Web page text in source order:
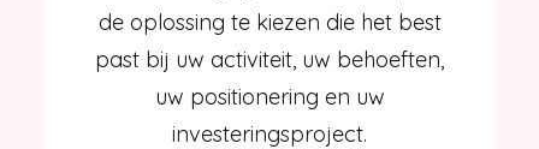
de oplossing te kiezen die het best
past bij uw activiteit, uw behoeften,
uw positionering en uw
investeringsproject.